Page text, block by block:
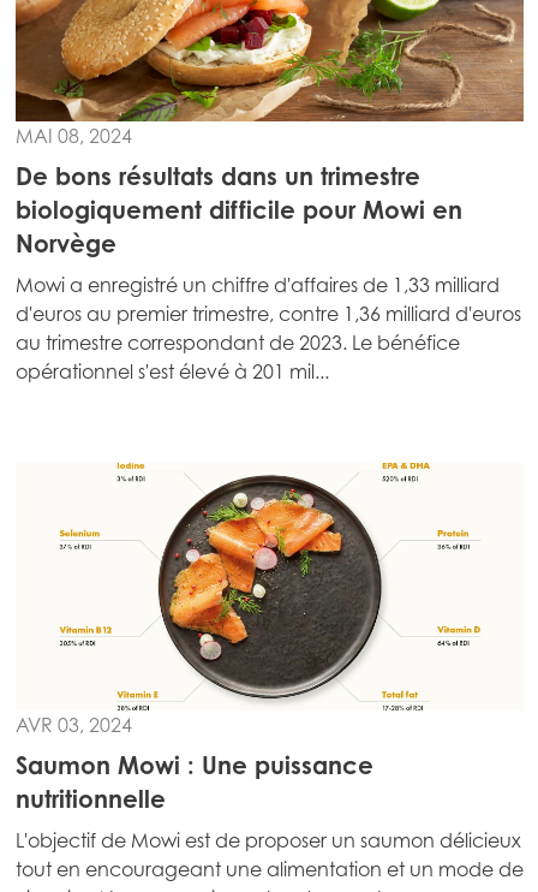
Mowi Japan
Mowi Korea
Mowi Taiwan
Europe
Mowi Belgium (FR)ACTIVE
Mowi Belgium (NL)
Mowi Czechia (CZ)
MAI 08, 2024
De bons résultats dans un trimestre
biologiquement difficile pour Mowi en
Norvège
Mowi a enregistré un chiffre d'affaires de 1,33 milliard
d'euros au premier trimestre, contre 1,36 milliard d'euros
au trimestre correspondant de 2023. Le bénéfice
opérationnel s'est élevé à 201 mil...
AVR 03, 2024
Saumon Mowi : Une puissance
nutritionnelle
L'objectif de Mowi est de proposer un saumon délicieux
tout en encourageant une alimentation et un mode de